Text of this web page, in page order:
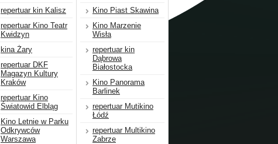
repertuar kin Kalisz
repertuar Kino Teatr
Kwidzyn
kina Żary
repertuar DKF
Magazyn Kultury
Kraków
repertuar Kino
Światowid Elbląg
Kino Letnie w Parku
Odkrywców
Warszawa
Kino Piast Skawina
Kino Marzenie
Wisła
repertuar kin
Dąbrowa
Białostocka
Kino Panorama
Barlinek
repertuar Mutikino
Łódź
repertuar Multikino
Zabrze